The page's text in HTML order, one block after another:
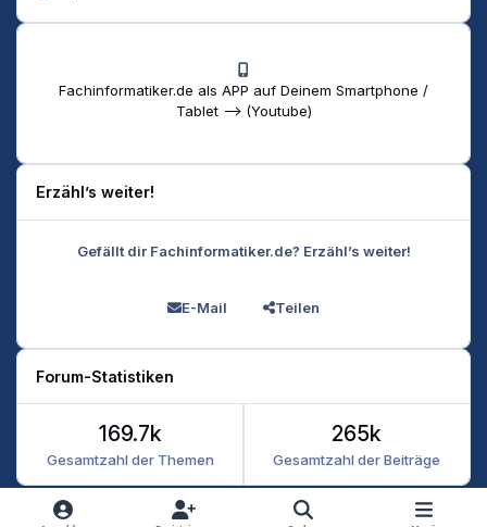
Fachinformatiker.de als APP auf Deinem Smartphone /
Tablet --> (Youtube)
Erzähl’s weiter!
Gefällt dir Fachinformatiker.de? Erzähl’s weiter!
E-Mail Teilen
Forum-Statistiken
Gesamtzahl der Themen
169.7k
Gesamtzahl der Beiträge
265k
Heller Modus
Dunkler Modus
Systemeinstellung